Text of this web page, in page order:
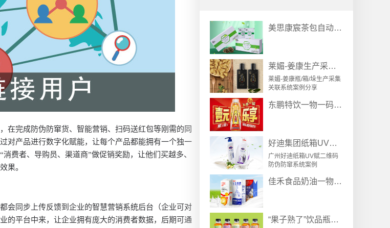
在完成防伪防窜货、智能营销、扫码送红包等刚需的同
对产品进行数字化赋能，让每个产品都能拥有一个独一
“消费者、导购员、渠道商”做促销奖励，让他们买越多、
果。
会同步上传反馈到企业的智慧营销系统后台（企业可对
的平台中来，让企业拥有庞大的消费者数据，后期可通
美思康宸茶包自动装箱设备盒箱关联防窜货溯源方案
莱媚-姜康生产采集关联系统案例
莱媚-姜康瓶/箱/垛生产采集
关联系统案例分享
东鹏特饮一物一码营销“一元乐享”案例分析
好迪集团纸箱UV赋二维码防伪防窜系统案例
广州好迪纸箱UV赋二维码
防伪防窜系统案例
佳禾​食品奶油一物一码防伪防窜货追溯解决方案
“果子熟了”饮品瓶箱跺码五码关联防窜货解决方案